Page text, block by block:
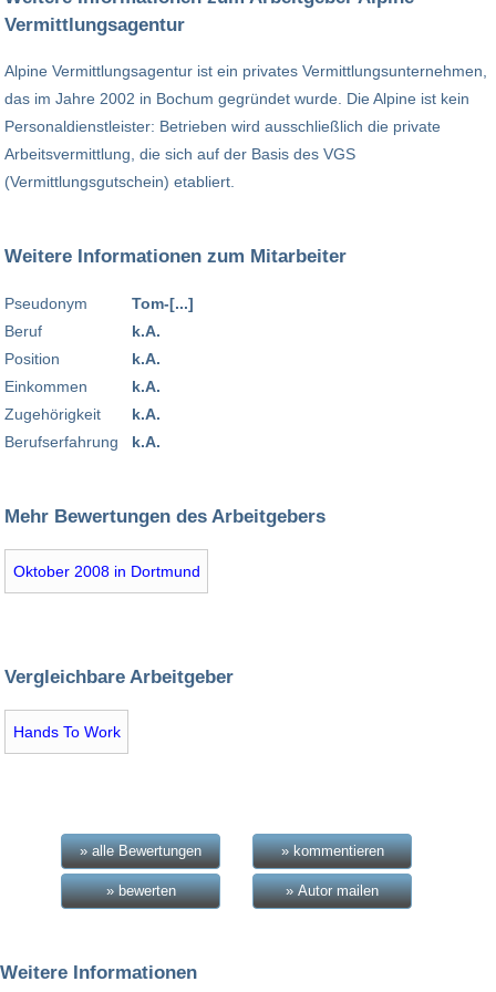
Vermittlungsagentur
Alpine Vermittlungsagentur ist ein privates Vermittlungsunternehmen,
das im Jahre 2002 in Bochum gegründet wurde. Die Alpine ist kein
Personaldienstleister: Betrieben wird ausschließlich die private
Arbeitsvermittlung, die sich auf der Basis des VGS
(Vermittlungsgutschein) etabliert.
Weitere Informationen zum Mitarbeiter
Pseudonym
Beruf
Position
Einkommen
Zugehörigkeit
Berufserfahrung
Tom-[...]
k.A.
k.A.
k.A.
k.A.
k.A.
Mehr Bewertungen des Arbeitgebers
Oktober 2008 in Dortmund
Vergleichbare Arbeitgeber
Hands To Work
» alle Bewertungen » kommentieren
» bewerten » Autor mailen
Weitere Informationen